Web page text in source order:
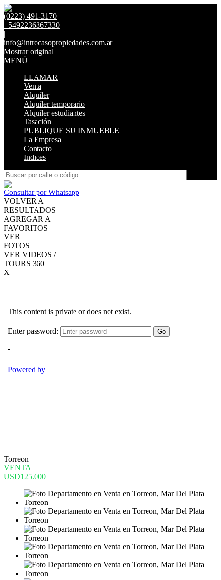
(0223) 491-3170
+5492236867330
|
info@introcasopropiedades.com.ar
Mostrar original
MENÚ
LLAMAR
Venta
Alquiler
Alquiler temporario
Alquiler estudiantes
Tasación
PUBLIQUE SU INMUEBLE
La Empresa
Contacto
Indices
Consultar por Whatsapp
VOLVER A
RESULTADOS
AGREGAR A
FAVORITOS
VER
FOTOS
VER VIDEOS /
TOURS 360
X
Torreon
VENTA
USD125.000